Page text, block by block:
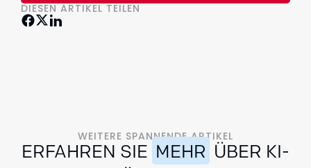
DIESEN ARTIKEL TEILEN
WEITERE SPANNENDE ARTIKEL
ERFAHREN SIE MEHR ÜBER KI-